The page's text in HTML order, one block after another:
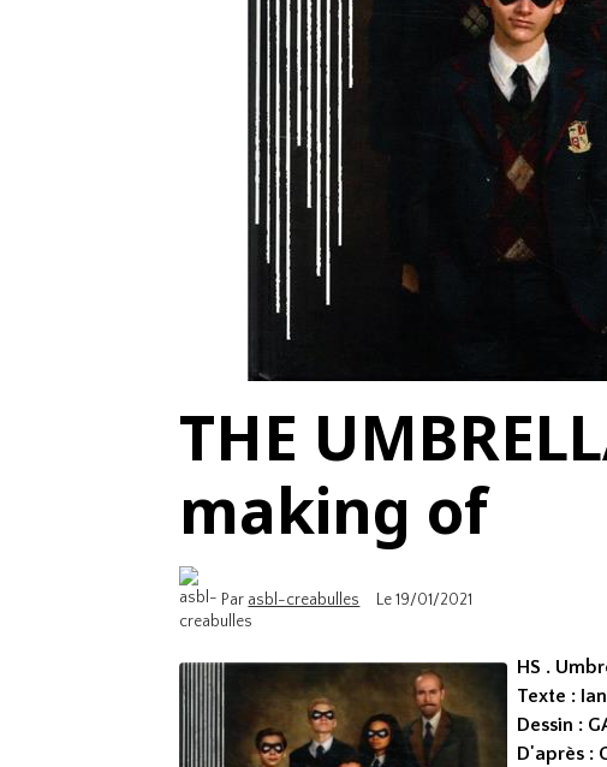
THE
making of
Par asbl-creabulles Le 19/01/2021
HS .
Texte :
Dessin :
D'après :